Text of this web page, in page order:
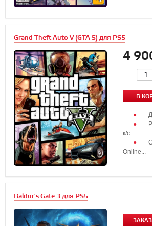
Grand Theft Auto V (GTA 5) для PS5
4
В
к/с
Online...
Baldur's Gate 3 для PS5